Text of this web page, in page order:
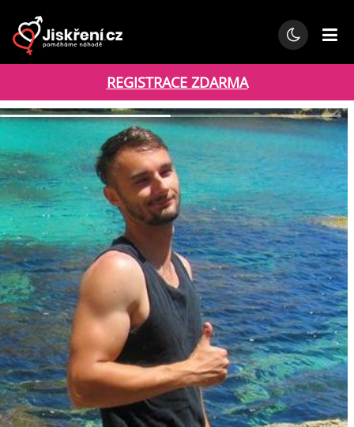
REGISTRACE ZDARMA